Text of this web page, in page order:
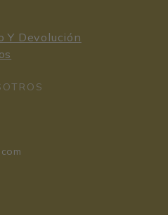
Y Devolución